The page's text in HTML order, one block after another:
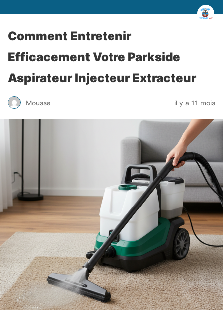
Comment Entretenir
Efficacement Votre Parkside
Aspirateur Injecteur Extracteur
Moussa il y a 11 mois